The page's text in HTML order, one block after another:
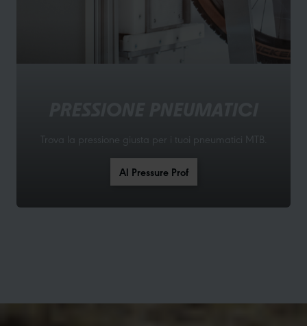
Trova la pressione giusta per i tuoi pneumatici MTB.
Al Pressure Prof